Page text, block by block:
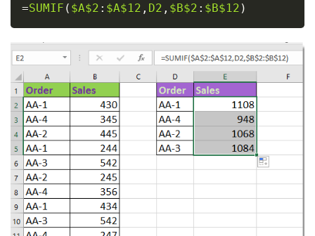
=SUMIF ( $A$2 : $A$12 , D2 , $B$2 : $B$12 )